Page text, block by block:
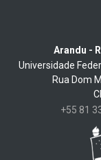
Arandu -
Universidade
Rua Dom
+55 81